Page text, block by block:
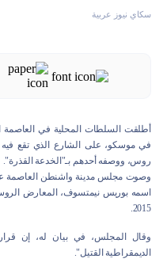
سكاي نيوز عربية
أطلقت السلطات المحلية في
في موسكو، على الشارع الذي تقع فيه
روس، ووصفه أحدهم بـ"الخدعة القذرة".
وصوت مجلس مدينة واشنطن العاصمة
اسمه بوريس نيمتسوف، المعارض
2015.
وقال المجلس، في بيان له، إن
الديمقراطية القتيل".